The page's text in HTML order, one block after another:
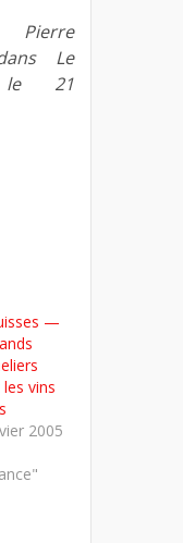
Le
le 21
—
vins
2005